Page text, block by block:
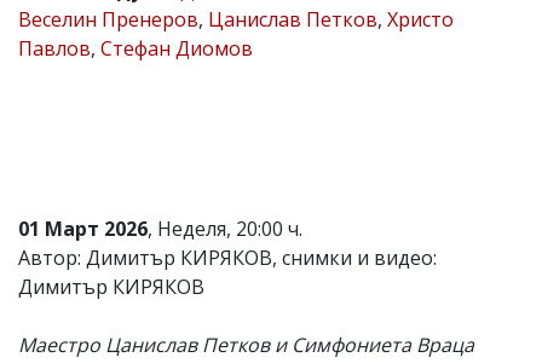
Коментарите
под
не
отговорност
за
откриете
Веселин Пренеров, Цанислав Петков, Христо
Павлов, Стефан Диомов
01 Март 2026, Неделя, 20:00 ч.
Автор: Димитър КИРЯКОВ, снимки и видео:
Димитър КИРЯКОВ
Маестро Цанислав Петков и Симфониета Враца